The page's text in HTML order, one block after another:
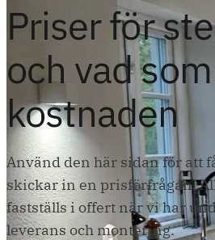
Priser för
och vad
kostnaden
Använd den här sidan för att
skickar in en prisförfrågan.
fastställs i offert när vi har
leverans och montering.